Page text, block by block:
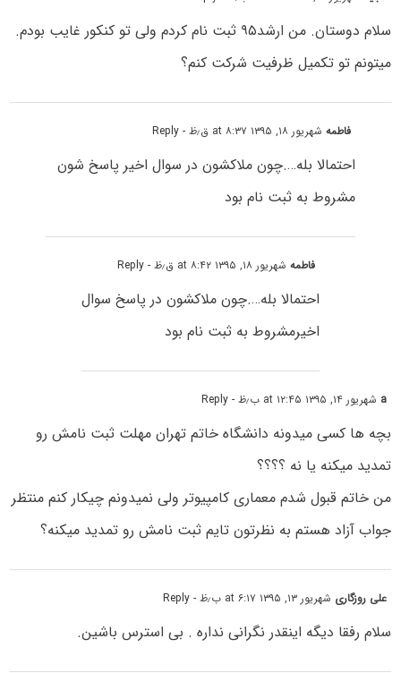
سلام دوستان. من ارشد۹۵ ثبت نام کردم ولی تو کنکور غایب بودم.
میتونم تو تکمیل ظرفیت شرکت کنم؟
فاطمهشهریور ۱۸, ۱۳۹۵ at ۸:۳۷ ق٫ظ - Reply
احتمالا بله….چون ملاکشون در سوال اخیر پاسخ شون
مشروط به ثبت نام بود
فاطمهشهریور ۱۸, ۱۳۹۵ at ۸:۴۲ ق٫ظ - Reply
احتمالا بله….چون ملاکشون در پاسخ سوال
اخیرمشروط به ثبت نام بود
a شهریور ۱۴, ۱۳۹۵ at ۱۲:۴۵ ب٫ظ - Reply
بچه ها کسی میدونه دانشگاه خاتم تهران مهلت ثبت نامش رو
تمدید میکنه یا نه ؟؟؟؟
من خاتم قبول شدم معماری کامپیوتر ولی نمیدونم چیکار کنم منتظر
جواب آزاد هستم به نظرتون تایم ثبت نامش رو تمدید میکنه؟
علی روزگاری شهریور ۱۳, ۱۳۹۵ at ۶:۱۷ ب٫ظ - Reply
سلام رفقا دیگه اینقدر نگرانی نداره . بی استرس باشین.